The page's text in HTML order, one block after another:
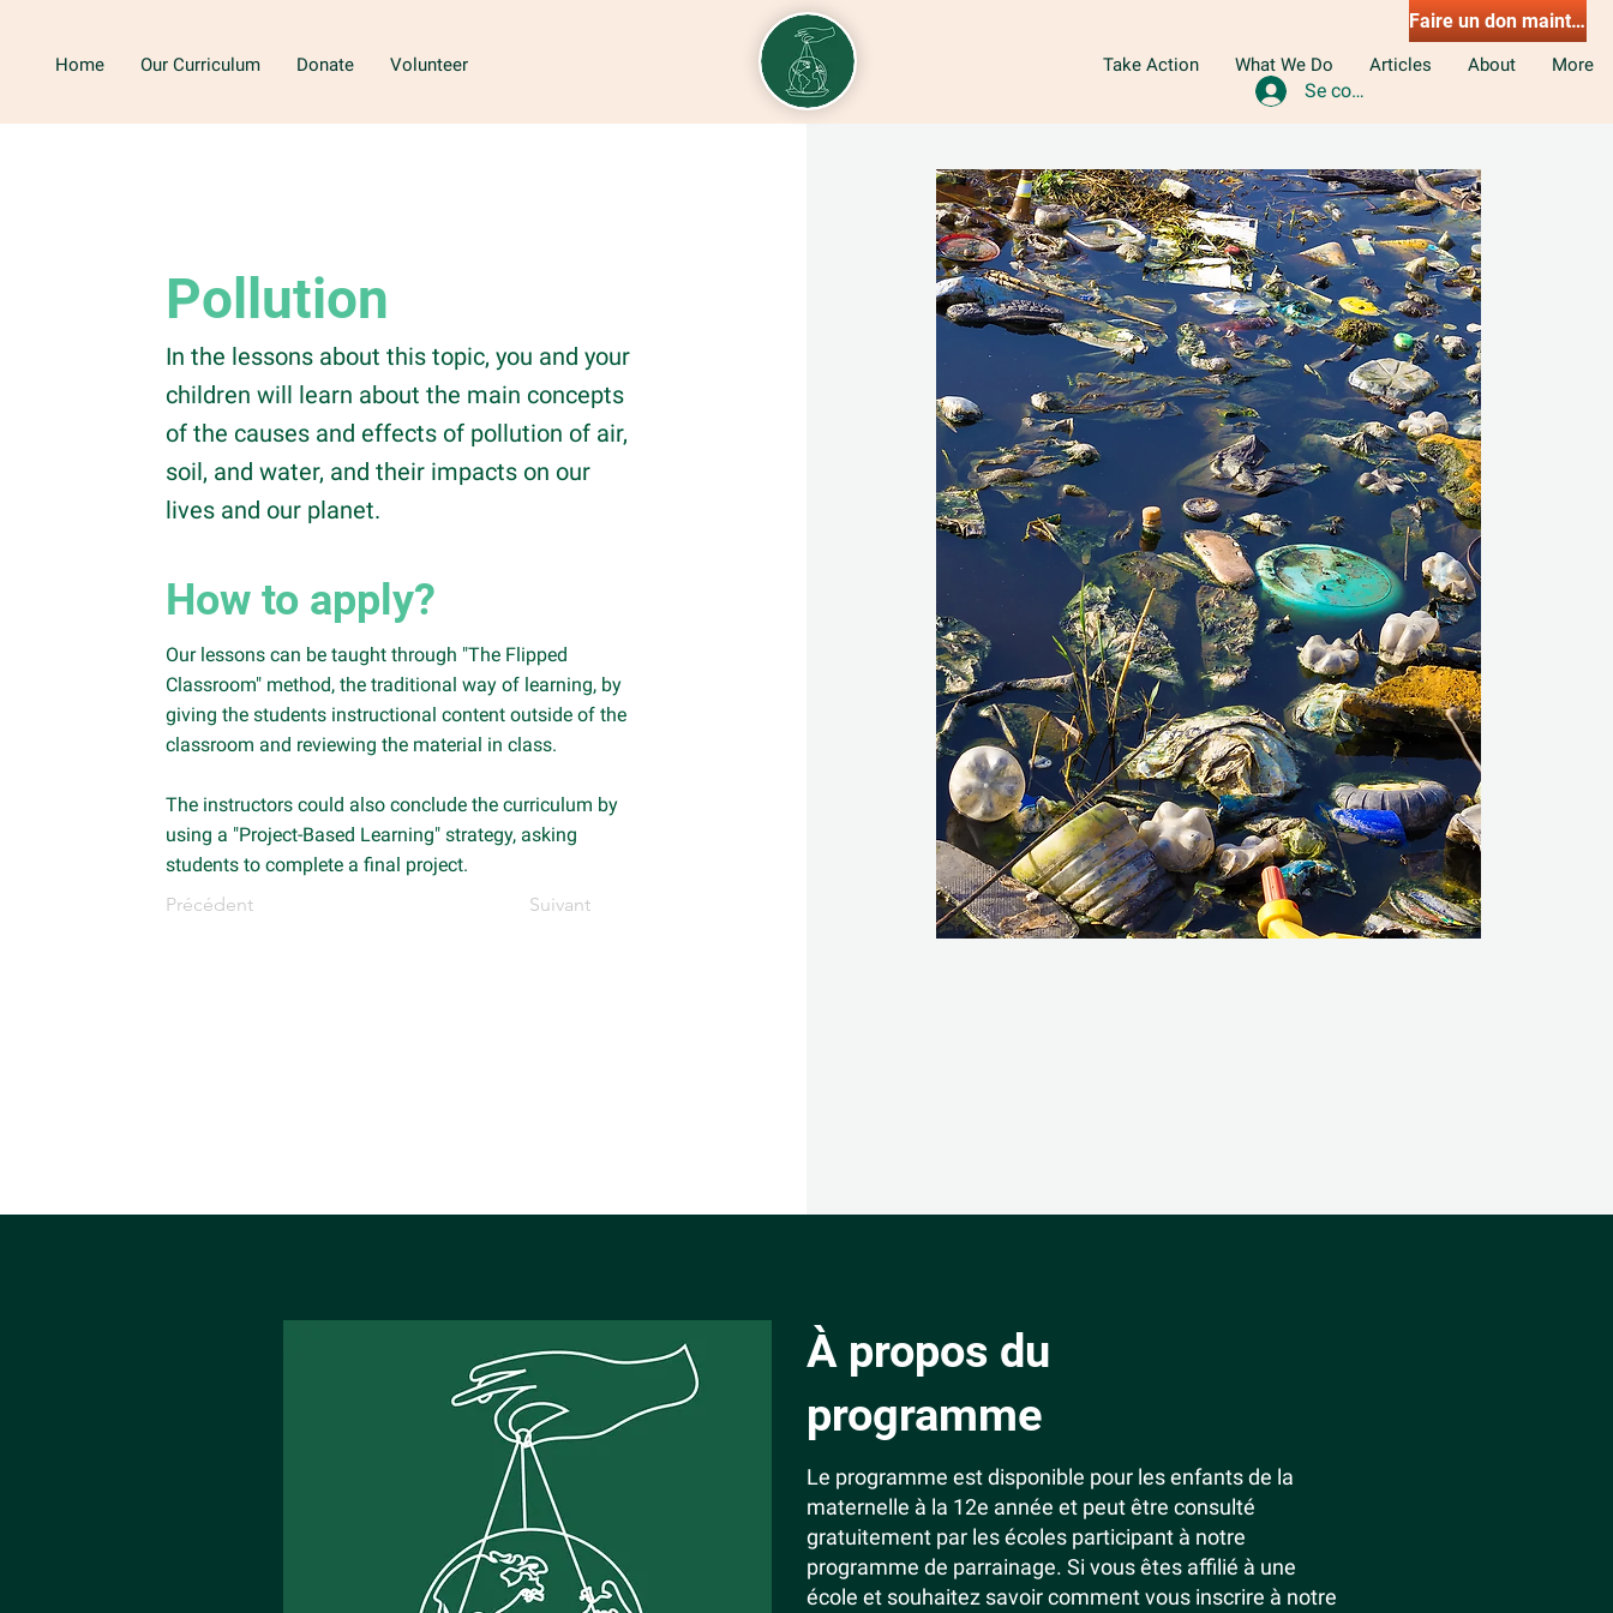
Home Our Curriculum Donate Volunteer
Faire un don maintenant
Take Action What We Do Articles About More
Se connecter
Pollution
In the lessons about this topic, you and your
children will learn about the main concepts
of the causes and effects of pollution of air,
soil, and water, and their impacts on our
lives and our planet.
How to apply?
Our lessons can be taught through "The Flipped
Classroom" method, the traditional way of learning, by
giving the students instructional content outside of the
classroom and reviewing the material in class.
The instructors could also conclude the curriculum by
using a "Project-Based Learning" strategy, asking
students to complete a final project.
Précédent
Suivant
À propos du
programme
Le programme est disponible pour les enfants de la
maternelle à la 12e année et peut être consulté
gratuitement par les écoles participant à notre
programme de parrainage. Si vous êtes affilié à une
école et souhaitez savoir comment vous inscrire à notre